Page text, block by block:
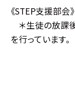
《STEP支援部会》
＊生徒の放課
を行っています。